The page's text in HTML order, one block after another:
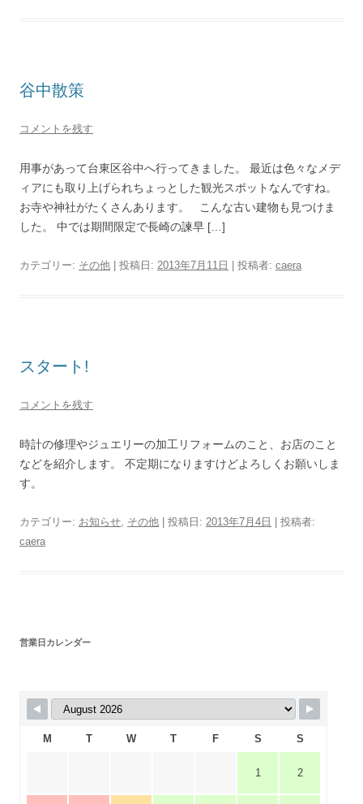
谷中散策
コメントを残す
用事があって台東区谷中へ行ってきました。 最近は色々なメデ
ィアにも取り上げられちょっとした観光スポットなんですね。
お寺や神社がたくさんあります。 こんな古い建物も見つけま
した。 中では期間限定で長崎の諫早 […]
カテゴリー: その他 | 投稿日: 2013年7月11日 投稿者: caera
スタート!
コメントを残す
時計の修理やジュエリーの加工リフォームのこと、お店のこと
などを紹介します。 不定期になりますけどよろしくお願いしま
す。
カテゴリー: お知らせ, その他 | 投稿日: 2013年7月4日
投稿者:
caera
営業日カレンダー
M T W T F S S
1 2